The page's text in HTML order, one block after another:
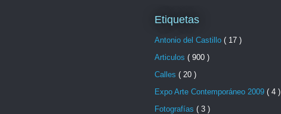
Etiquetas
Antonio del Castillo ( 17 )
Articulos ( 900 )
Calles ( 20 )
Expo Arte Contemporáneo 2009 ( 4 )
Fotografías ( 3 )